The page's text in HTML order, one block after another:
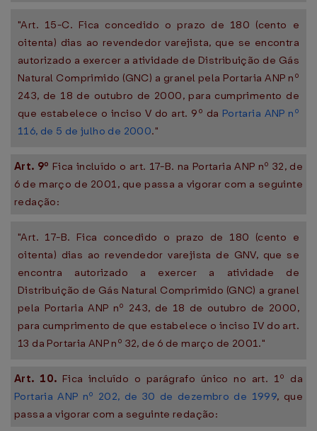
"Art. 15-C. Fica concedido o prazo de 180 (cento e
oitenta) dias ao revendedor varejista, que se encontra
autorizado a exercer a atividade de Distribuição de Gás
Natural Comprimido (GNC) a granel pela Portaria ANP nº
243, de 18 de outubro de 2000, para cumprimento de
que estabelece o inciso V do art. 9º da Portaria ANP nº
116, de 5 de julho de 2000."
Art. 9º Fica incluído o art. 17-B. na Portaria ANP nº 32, de
6 de março de 2001, que passa a vigorar com a seguinte
redação:
"Art. 17-B. Fica concedido o prazo de 180 (cento e
oitenta) dias ao revendedor varejista de GNV, que se
encontra autorizado a exercer a atividade de
Distribuição de Gás Natural Comprimido (GNC) a granel
pela Portaria ANP nº 243, de 18 de outubro de 2000,
para cumprimento de que estabelece o inciso IV do art.
13 da Portaria ANP nº 32, de 6 de março de 2001."
Art. 10. Fica incluído o parágrafo único no art. 1º da
Portaria ANP nº 202, de 30 de dezembro de 1999, que
passa a vigorar com a seguinte redação: